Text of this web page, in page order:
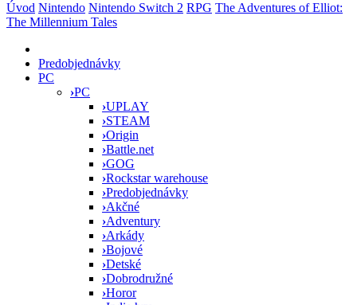
Úvod Nintendo Nintendo Switch 2 RPG The Adventures of Elliot:
The Millennium Tales
Predobjednávky
PC
›PC
›UPLAY
›STEAM
›Origin
›Battle.net
›GOG
›Rockstar warehouse
›Predobjednávky
›Akčné
›Adventury
›Arkády
›Bojové
›Detské
›Dobrodružné
›Horor